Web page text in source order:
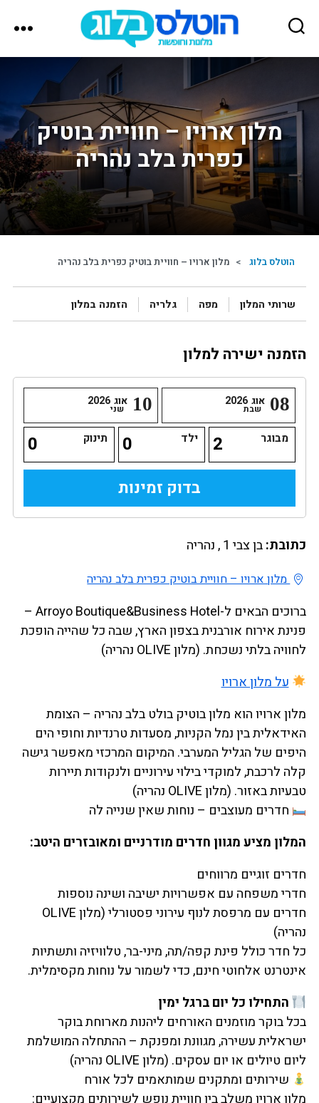
הוטלס
מלון ארויו – חוויית בוטיק
כפרית בלב נהריה
הוטלס בלוג > מלון ארויו – חוויית בוטיק כפרית בלב נהריה
שרותי המלון מפה גלריה הזמנה במלון
הזמנה ישירה למלון
08 אוג 2026
שבת 10 אוג 2026
שני
מבוגר ילד תינוק
כתובת:בן צבי 1 , נהריה
מלון ארויו – חוויית בוטיק כפרית בלב נהריה
ברוכים הבאים ל-Arroyo Boutique&Business Hotel –
פנינת אירוח אורבנית בצפון הארץ, שבה כל שהייה הופכת
לחוויה בלתי נשכחת. (מלון OLIVE נהריה)
על מלון ארויו
מלון ארויו הוא מלון בוטיק בולט בלב נהריה – הצומת
האידאלית בין נמל הקניות, מסעדות טרנדיות וחופי הים
היפים של הגליל המערבי. המיקום המרכזי מאפשר גישה
קלה לרכבת, למוקדי בילוי עירוניים ולנקודות תיירות
טבעיות באזור. (מלון OLIVE נהריה)
חדרים מעוצבים – נוחות שאין שנייה לה
המלון מציע מגוון חדרים מודרניים ומאובזרים היטב:
חדרים זוגיים מרווחים
חדרי משפחה עם אפשרויות ישיבה ושינה נוספות
חדרים עם מרפסת לנוף עירוני פסטורלי (מלון OLIVE
נהריה)
כל חדר כולל פינת קפה/תה, מיני-בר, טלוויזיה ותשתיות
אינטרנט אלחוטי חינם, כדי לשמור על נוחות מקסימלית.
התחילו כל יום ברגל ימין
בכל בוקר מוזמנים האורחים ליהנות מארוחת בוקר
ישראלית עשירה, מגוונת ומפנקת – ההתחלה המושלמת
ליום טיולים או יום עסקים. (מלון OLIVE נהריה)
שירותים ומתקנים שמותאמים לכל אורח
מלון ארויו משלב בין חוויית נופש לשירותים מקצועיים: